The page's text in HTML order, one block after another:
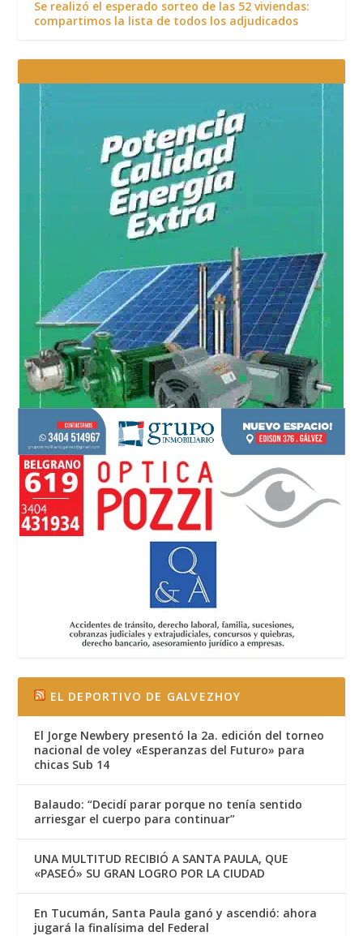
Se realizó el esperado sorteo de las 52 viviendas:
compartimos la lista de todos los adjudicados
EL DEPORTIVO DE GALVEZHOY
El Jorge Newbery presentó la 2a. edición del torneo
nacional de voley «Esperanzas del Futuro» para
chicas Sub 14
Balaudo: “Decidí parar porque no tenía sentido
arriesgar el cuerpo para continuar”
UNA MULTITUD RECIBIÓ A SANTA PAULA, QUE
«PASEÓ» SU GRAN LOGRO POR LA CIUDAD
En Tucumán, Santa Paula ganó y ascendió: ahora
jugará la finalísima del Federal